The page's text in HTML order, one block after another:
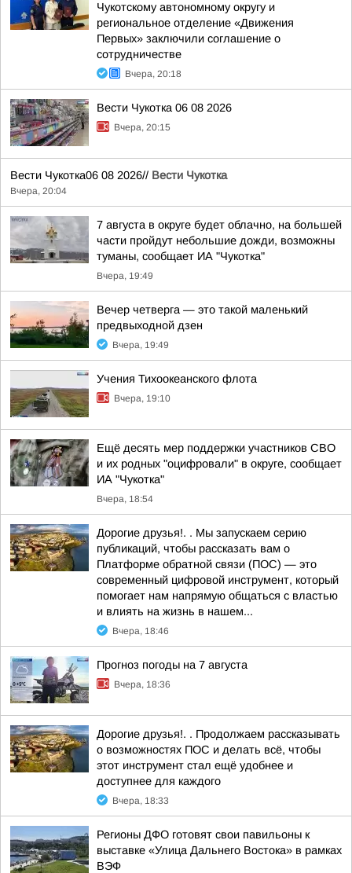
Чукотскому автономному округу и
региональное отделение «Движения
Первых» заключили соглашение о
сотрудничестве
Вчера, 20:18
Вести Чукотка 06 08 2026
Вчера, 20:15
Вести Чукотка06 08 2026// Вести Чукотка
Вчера, 20:04
7 августа в округе будет облачно, на большей
части пройдут небольшие дожди, возможны
туманы, сообщает ИА "Чукотка"
Вчера, 19:49
Вечер четверга — это такой маленький
предвыходной дзен
Вчера, 19:49
Учения Тихоокеанского флота
Вчера, 19:10
Ещё десять мер поддержки участников СВО
и их родных "оцифровали" в округе, сообщает
ИА "Чукотка"
Вчера, 18:54
Дорогие друзья!. . Мы запускаем серию
публикаций, чтобы рассказать вам о
Платформе обратной связи (ПОС) — это
современный цифровой инструмент, который
помогает нам напрямую общаться с властью
и влиять на жизнь в нашем...
Вчера, 18:46
Прогноз погоды на 7 августа
Вчера, 18:36
Дорогие друзья!. . Продолжаем рассказывать
о возможностях ПОС и делать всё, чтобы
этот инструмент стал ещё удобнее и
доступнее для каждого
Вчера, 18:33
Регионы ДФО готовят свои павильоны к
выставке «Улица Дальнего Востока» в рамках
ВЭФ